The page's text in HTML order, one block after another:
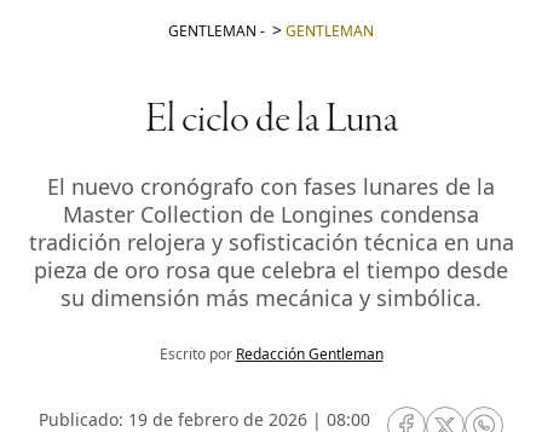
GENTLEMAN - GENTLEMAN
El ciclo de la Luna
El nuevo cronógrafo con fases lunares de la
Master Collection de Longines condensa
tradición relojera y sofisticación técnica en una
pieza de oro rosa que celebra el tiempo desde
su dimensión más mecánica y simbólica.
Escrito por Redacción Gentleman
Publicado: 19 de febrero de 2026 | 08:00